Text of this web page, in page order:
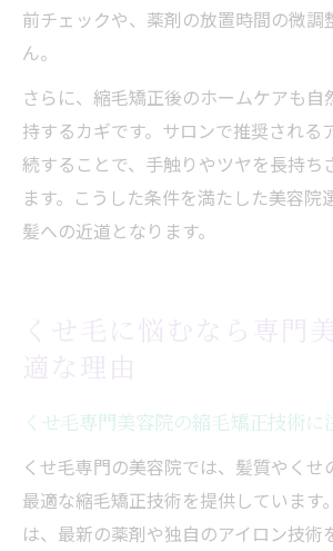
前チェックや、薬剤の放置時間の微調
ん。
さらに、縮毛矯正後のホームケアも自
持するカギです。サロンで推奨される
続することで、手触りやツヤを長持ち
ます。こうした条件を満たした美容院
髪への近道となります。
くせ毛に悩むなら専門
適な理由
くせ毛専門美容院の縮毛矯正技術に
くせ毛専門の美容院では、髪質やくせ
最適な縮毛矯正技術を提供しています
は、最新の薬剤や独自のアイロン技術